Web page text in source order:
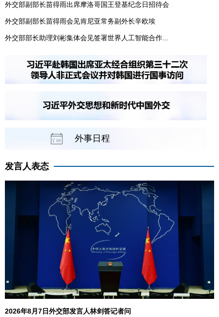
外交部副部长苗得雨出席摩洛哥国王登基纪念日招待会
外交部副部长苗得雨会见肯尼亚常务副外长辛欧埃
外交部部长助理刘彬集体会见签署世界人工智能合作...
外事日程
发言人表态
2026年8月7日外交部发言人林剑答记者问